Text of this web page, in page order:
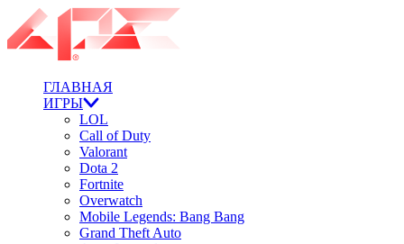
ГЛАВНАЯ
ИГРЫ
LOL
Call of Duty
Valorant
Dota 2
Fortnite
Overwatch
Mobile Legends: Bang Bang
Grand Theft Auto